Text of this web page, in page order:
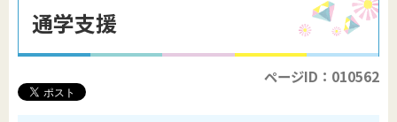
通学支援
ページID：010562